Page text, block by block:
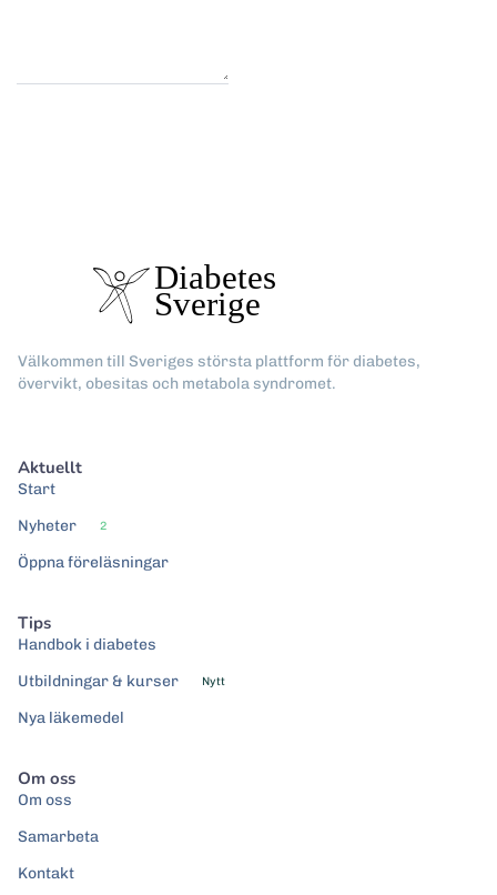
Välkommen till Sveriges största plattform för diabetes,
övervikt, obesitas och metabola syndromet.
Aktuellt
Start
Nyheter
2
Öppna föreläsningar
Tips
Handbok i diabetes
Utbildningar & kurser
Nytt
Nya läkemedel
Om oss
Om oss
Samarbeta
Kontakt